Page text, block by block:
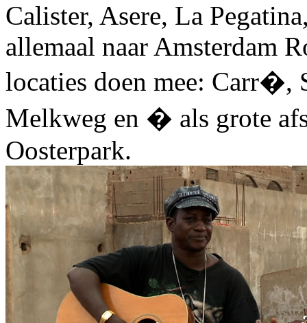
Calister, Asere, La
allemaal naar Amsterdam
locaties doen mee: Carr�,
Melkweg en � als grote
Oosterpark.